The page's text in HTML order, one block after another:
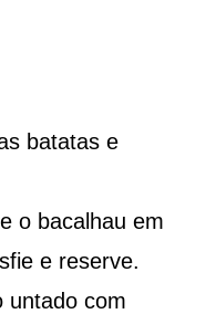
batatas e
o bacalhau em
e reserve.
untado com